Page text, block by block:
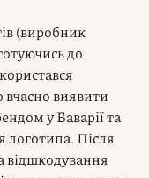
(виробник
до
виявити
у Баварії та
логотипа. Після
відшкодування